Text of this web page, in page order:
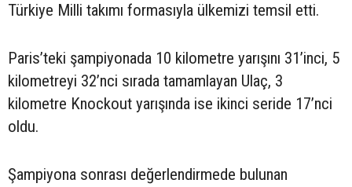
Türkiye Milli takımı formasıyla ülkemizi temsil etti.
Paris’teki şampiyonada 10 kilometre yarışını 31’inci, 5
kilometreyi 32’nci sırada tamamlayan Ulaç, 3
kilometre Knockout yarışında ise ikinci seride 17’nci
oldu.
Şampiyona sonrası değerlendirmede bulunan